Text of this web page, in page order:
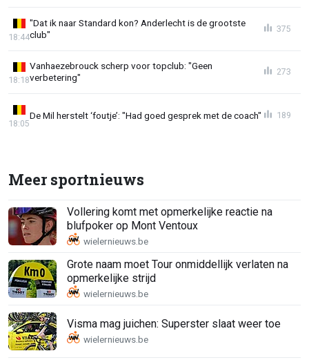
"Dat ik naar Standard kon? Anderlecht is de grootste
club"
18:44
375
Vanhaezebrouck scherp voor topclub: "Geen
verbetering"
18:18
273
De Mil herstelt ‘foutje’: "Had goed gesprek met de coach"
18:05
189
Meer sportnieuws
Vollering komt met opmerkelijke reactie na
blufpoker op Mont Ventoux
Grote naam moet Tour onmiddellijk verlaten na
opmerkelijke strijd
Visma mag juichen: Superster slaat weer toe